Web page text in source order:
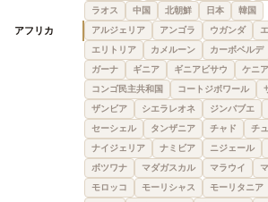
ラオス
中国 北朝鮮 日本 韓国
アフリカ アルジェリア アンゴラ ウガンダ
エリトリア
カメルーン カーボベルデ
ガーナ
ギニア ギニアビサウ ケニア
コンゴ民主共和国
コートジボワール
ザンビア
シエラレオネ ジンバブエ
セーシェル
タンザニア チャド チ
ナイジェリア
ナミビア ニジェール
ボツワナ
マダガスカル マラウイ
モロッコ
モーリシャス モーリタニア